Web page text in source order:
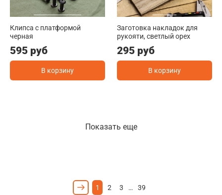
Клипса с платформой
черная
595 руб
В корзину
Заготовка накладок для
рукояти, светлый орех
295 руб
В корзину
Показать еще
1 2 3 … 39